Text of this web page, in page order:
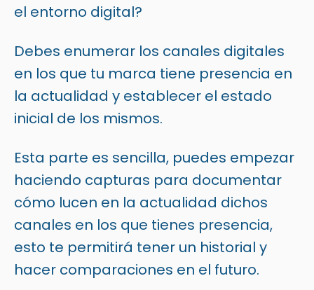
el entorno digital?
Debes enumerar los canales digitales
en los que tu marca tiene presencia en
la actualidad y establecer el estado
inicial de los mismos.
Esta parte es sencilla, puedes empezar
haciendo capturas para documentar
cómo lucen en la actualidad dichos
canales en los que tienes presencia,
esto te permitirá tener un historial y
hacer comparaciones en el futuro.